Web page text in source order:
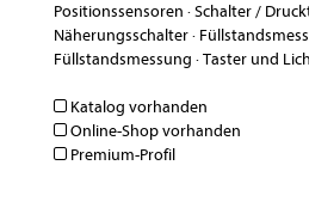
Positionssensoren ·Schalter /
Näherungsschalter·
Füllstandsmessung ·Taster und
Katalog vorhanden
Online-Shop vorhanden
Premium-Profil